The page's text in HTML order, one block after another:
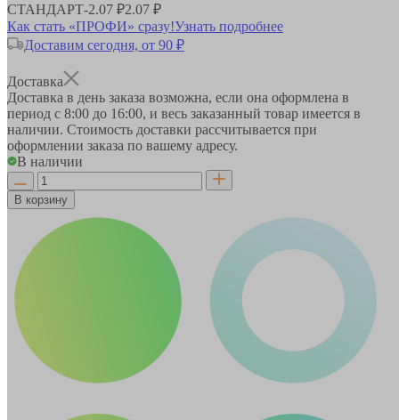
СТАНДАРТ-2.07 ₽2.07 ₽
Как стать «ПРОФИ» сразу!Узнать подробнее
Доставим сегодня, от 90 ₽
Доставка
Доставка в день заказа возможна, если она оформлена в
период с 8:00 до 16:00, и весь заказанный товар имеется в
наличии. Стоимость доставки рассчитывается при
оформлении заказа по вашему адресу.
В наличии
В корзину